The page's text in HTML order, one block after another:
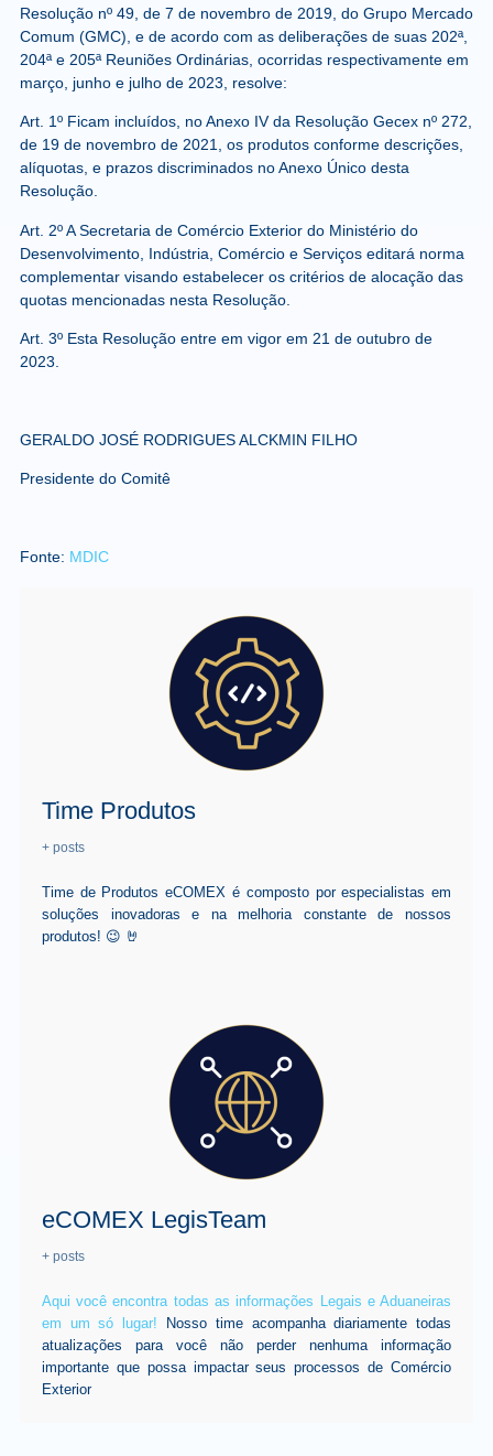
Resolução nº 49, de 7 de novembro de 2019, do Grupo Mercado
Comum (GMC), e de acordo com as deliberações de suas 202ª,
204ª e 205ª Reuniões Ordinárias, ocorridas respectivamente em
março, junho e julho de 2023, resolve:
Art. 1º Ficam incluídos, no Anexo IV da Resolução Gecex nº 272,
de 19 de novembro de 2021, os produtos conforme descrições,
alíquotas, e prazos discriminados no Anexo Único desta
Resolução.
Art. 2º A Secretaria de Comércio Exterior do Ministério do
Desenvolvimento, Indústria, Comércio e Serviços editará norma
complementar visando estabelecer os critérios de alocação das
quotas mencionadas nesta Resolução.
Art. 3º Esta Resolução entre em vigor em 21 de outubro de
2023.
GERALDO JOSÉ RODRIGUES ALCKMIN FILHO
Presidente do Comitê
Fonte: MDIC
Time Produtos
+ posts
Time de Produtos eCOMEX é composto por especialistas em
soluções inovadoras e na melhoria constante de nossos
produtos! 😉 🤘
eCOMEX LegisTeam
+ posts
Aqui você encontra todas as informações Legais e Aduaneiras
em um só lugar! Nosso time acompanha diariamente todas
atualizações para você não perder nenhuma informação
importante que possa impactar seus processos de Comércio
Exterior